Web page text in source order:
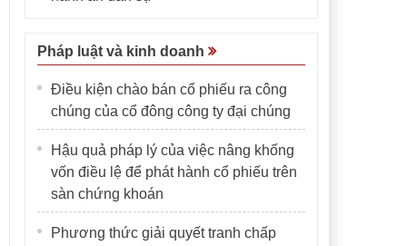
Pháp luật và kinh doanh
Điều kiện chào bán cổ phiếu ra công
chúng của cổ đông công ty đại chúng
Hậu quả pháp lý của việc nâng khống
vốn điều lệ để phát hành cổ phiếu trên
sàn chứng khoán
Phương thức giải quyết tranh chấp